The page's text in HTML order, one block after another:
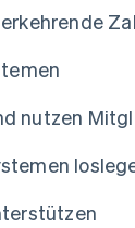
nutzen